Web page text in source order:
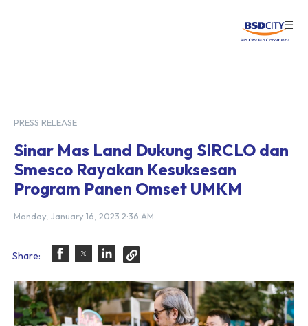
☰
PRESS RELEASE
Sinar Mas Land Dukung SIRCLO dan
Smesco Rayakan Kesuksesan
Program Panen Omset UMKM
Monday, January 16, 2023 2:36 AM
Share: